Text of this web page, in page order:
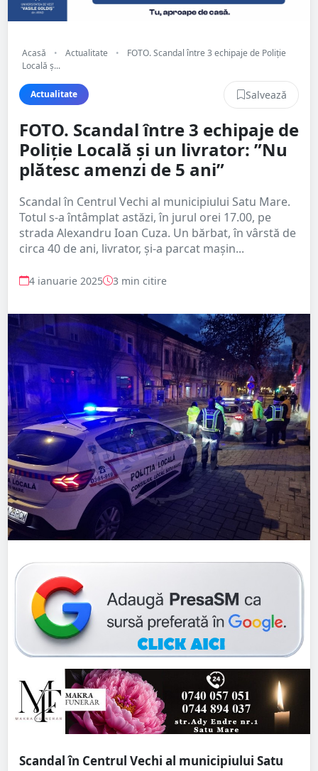
Acasă • Actualitate •
FOTO. Scandal între 3 echipaje de Poliție
Locală ș...
Actualitate Salvează
FOTO. Scandal între 3 echipaje de
Poliție Locală și un livrator: ”Nu
plătesc amenzi de 5 ani”
Scandal în Centrul Vechi al municipiului Satu Mare.
Totul s-a întâmplat astăzi, în jurul orei 17.00, pe
strada Alexandru Ioan Cuza. Un bărbat, în vârstă de
circa 40 de ani, livrator, și-a parcat mașin...
4 ianuarie 2025 3 min citire
Scandal în Centrul Vechi al municipiului Satu